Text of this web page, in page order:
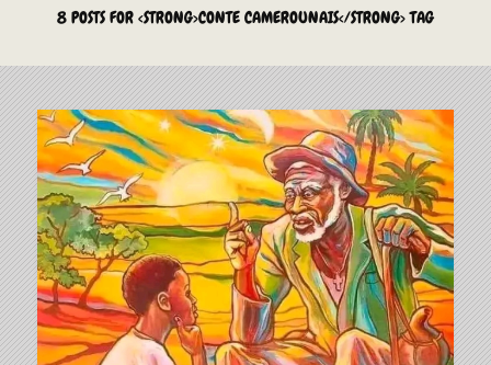
8 POSTS FOR <STRONG>CONTE CAMEROUNAIS</STRONG> TAG